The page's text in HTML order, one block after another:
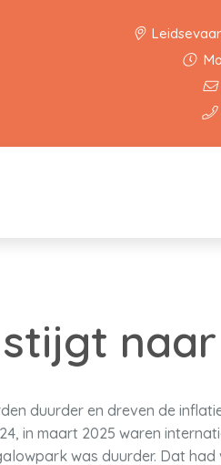
naar
duurder en dreven de
in maart 2025 waren
was duurder. Dat